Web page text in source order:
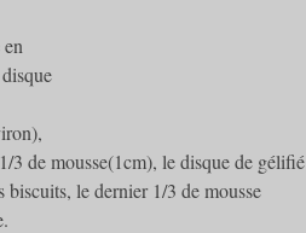
3 de mousse(1cm), le disque de gélifié
le dernier 1/3 de mousse